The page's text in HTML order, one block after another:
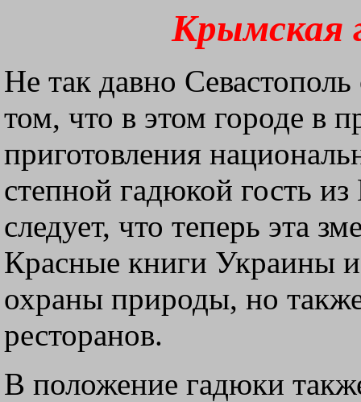
Крымская
Не так давно Севастополь
том, что в этом городе в
приготовления
степной гадюкой гость
следует, что теперь эта
Красные книги Украины
охраны природы, но
ресторанов.
В положение гадюки